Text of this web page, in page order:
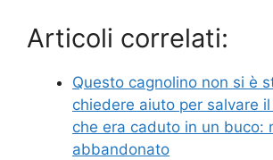
Articoli correlati:
Questo cagnolino non si è
chiedere aiuto per salvare
che era caduto in un buco:
abbandonato